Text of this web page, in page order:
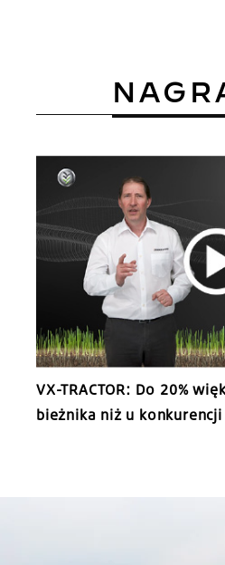
VX-TRACTOR: Do 20%
bieżnika niż u konkurencji